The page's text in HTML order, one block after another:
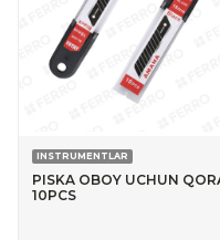
INSTRUMENTLAR
PISKA OBOY UCHUN
10PCS